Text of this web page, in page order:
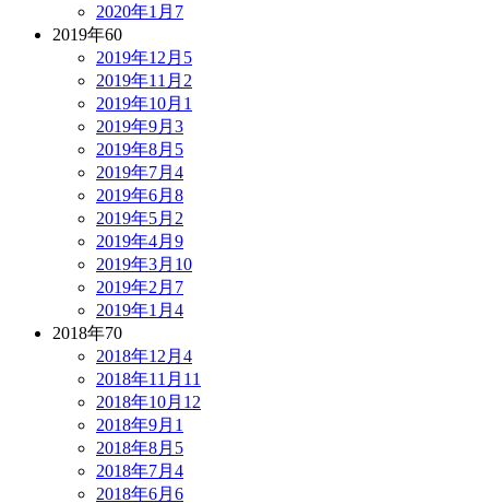
2020年1月 7
2019年60
2019年12月 5
2019年11月 2
2019年10月 1
2019年9月 3
2019年8月 5
2019年7月 4
2019年6月 8
2019年5月 2
2019年4月 9
2019年3月 10
2019年2月 7
2019年1月 4
2018年70
2018年12月 4
2018年11月 11
2018年10月 12
2018年9月 1
2018年8月 5
2018年7月 4
2018年6月 6